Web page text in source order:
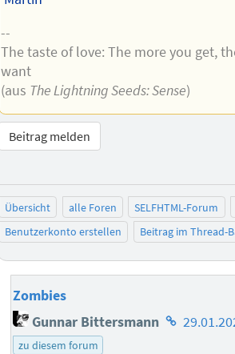
--
The taste of love: The more you get,
want
(aus The Lightning Seeds: Sense)
Beitrag melden
Übersicht alle Foren
SELFHTML-Forum
Benutzerkonto erstellen
Beitrag im Thread-
Zombies
Gunnar Bittersmann Homepage
zu diesem forum